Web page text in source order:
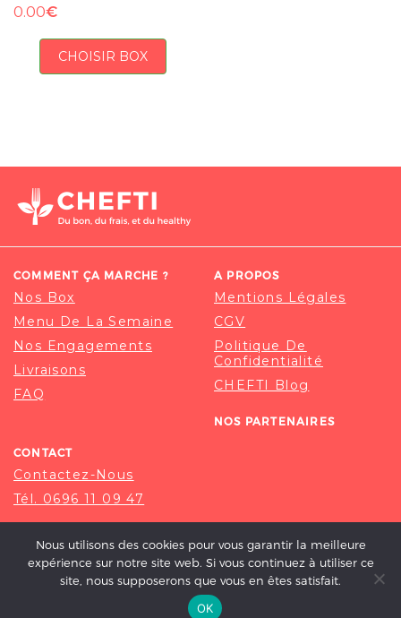
0.00€
CHOISIR BOX
COMMENT ÇA MARCHE ?
Nos Box
Menu De La Semaine
Nos Engagements
Livraisons
FAQ
A PROPOS
Mentions Légales
CGV
Politique De
Confidentialité
CHEFTI Blog
NOS PARTENAIRES
CONTACT
Contactez-Nous
Tél. 0696 11 09 47
© 2020-2026 CHEFTI, ALL RIGHT RESERVED.
Nous utilisons des cookies pour vous garantir la meilleure
expérience sur notre site web. Si vous continuez à utiliser ce
site, nous supposerons que vous en êtes satisfait.
OK